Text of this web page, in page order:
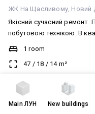
ЖК На Щасливому Новий
Якісний сучасний
побутовою технікою. В
проживання: ️ вбудований холодильник; ️ посудомийна машина; ️
мікрохвильова піч;
кондиціонер у спальні;
1 room
47 / 18 / 14m²
yesterday at 06:54
MainЛУН New buildings